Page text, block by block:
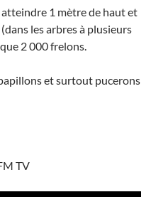
1 mètre de haut et
les arbres à plusieurs
2 000 frelons.
et surtout pucerons
TV